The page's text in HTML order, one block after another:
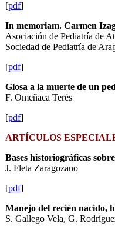
[pdf]
In memoriam. Carmen
Asociación de Pediatría de
Sociedad de Pediatría de
[pdf]
Glosa a la muerte de un
F. Omeñaca Terés
[pdf]
ARTÍCULOS
Bases historiográficas
J. Fleta Zaragozano
[pdf]
Manejo del recién nacido,
S. Gallego Vela, G.